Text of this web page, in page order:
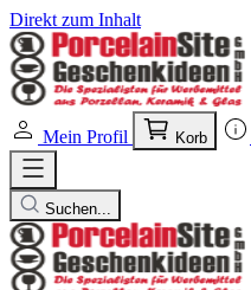
Direkt zum Inhalt
Mein Profil Korb
Suchen...